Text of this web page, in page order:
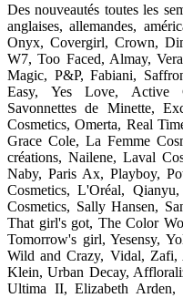
Des nouveautés toutes les
anglaises, allemandes,
Onyx, Covergirl, Crown,
W7, Too Faced, Almay,
Magic, P&P, Fabiani,
Easy, Yes Love, Active
Savonnettes de Minette,
Cosmetics, Omerta, Real
Grace Cole, La Femme
créations, Nailene, Laval
Naby, Paris Ax, Playboy,
Cosmetics, L'Oréal,
Cosmetics, Sally Hansen,
That girl's got, The Color
Tomorrow's girl, Yesensy,
Wild and Crazy, Vidal, Zafi,
Klein, Urban Decay,
Ultima II, Elizabeth Arden,